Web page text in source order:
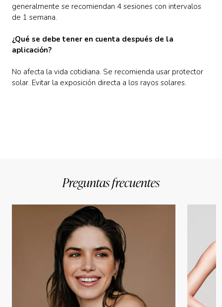
generalmente se recomiendan 4 sesiones con intervalos
de 1 semana.
¿Qué se debe tener en cuenta después de la
aplicación?
No afecta la vida cotidiana. Se recomienda usar protector
solar. Evitar la exposición directa a los rayos solares.
Preguntas frecuentes